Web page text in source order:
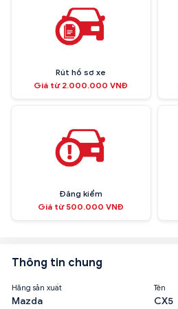
Rút hồ sơ xe
Giá từ 2.000.000 VNĐ
Đăng kiểm
Giá từ 500.000 VNĐ
Thông tin chung
Hãng sản xuất
Mazda
Tên
CX5